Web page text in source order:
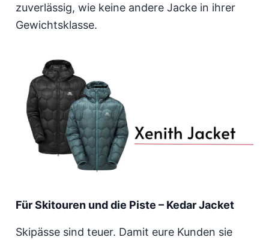
zuverlässig, wie keine andere Jacke in ihrer
Gewichtsklasse.
Für Skitouren und die Piste – Kedar Jacket
Skipässe sind teuer. Damit eure Kunden sie